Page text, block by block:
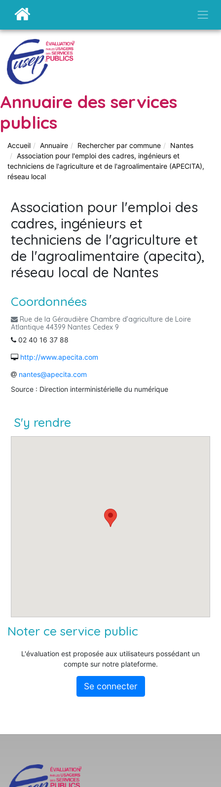
Annuaire des services
publics
Accueil Annuaire Rechercher par commune
Nantes
Association pour l'emploi des cadres, ingénieurs et
techniciens de l'agriculture et de l'agroalimentaire (APECITA),
réseau local
Association pour l'emploi des
cadres, ingénieurs et
techniciens de l'agriculture et
de l'agroalimentaire (apecita),
réseau local de Nantes
Coordonnées
Rue de la Géraudière Chambre d’agriculture de Loire
Atlantique 44399 Nantes Cedex 9
02 40 16 37 88
http://www.apecita.com
nantes@apecita.com
Source : Direction interministérielle du numérique
S'y rendre
Noter ce service public
L'évaluation est proposée aux utilisateurs possédant un
compte sur notre plateforme.
Se connecter